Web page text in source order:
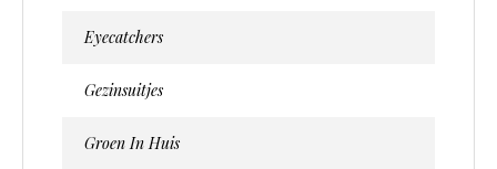
Eyecatchers
Gezinsuitjes
Groen In Huis